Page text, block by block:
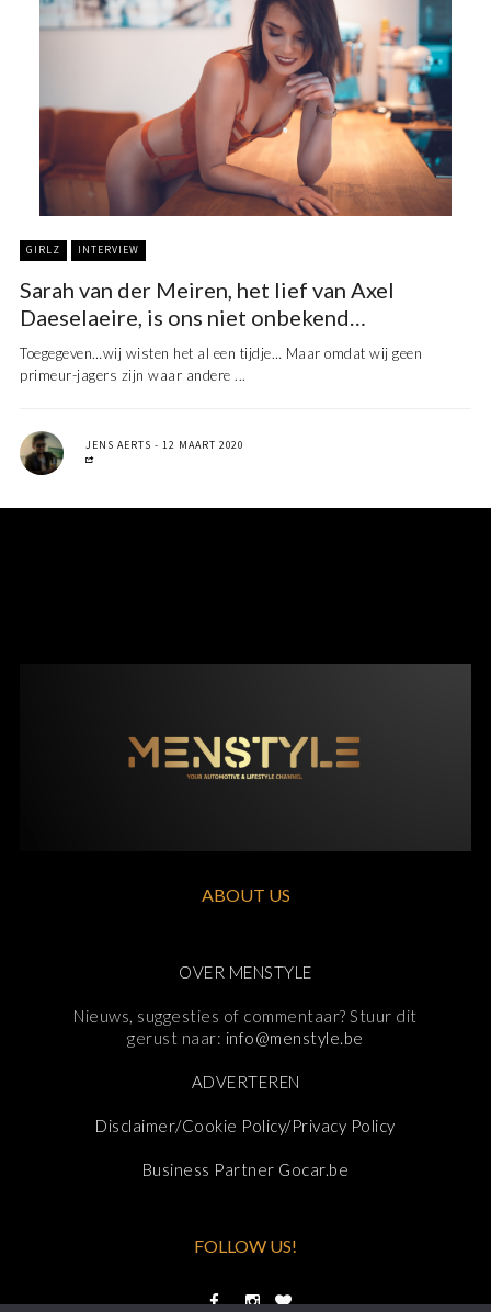
GIRLZ INTERVIEW
Sarah van der Meiren, het lief van Axel
Daeselaeire, is ons niet onbekend…
Toegegeven…wij wisten het al een tijdje… Maar omdat wij geen
primeur-jagers zijn waar andere ...
JENS AERTS 12 MAART 2020
ABOUT US
OVER MENSTYLE
Nieuws, suggesties of commentaar? Stuur dit
gerust naar: info@menstyle.be
ADVERTEREN
Disclaimer/Cookie Policy/Privacy Policy
Business Partner Gocar.be
FOLLOW US!